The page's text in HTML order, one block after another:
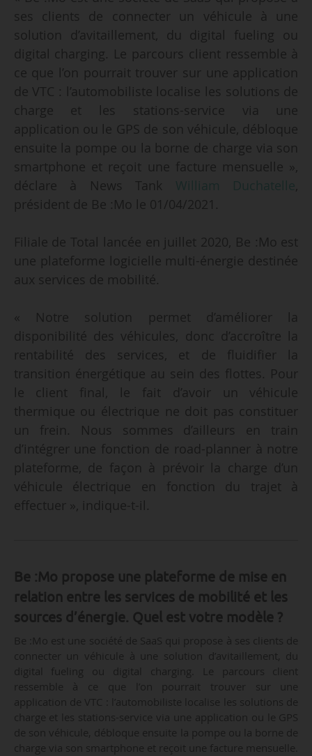
ses clients de connecter un véhicule à une
solution d’avitaillement, du digital fueling ou
digital charging. Le parcours client ressemble à
ce que l’on pourrait trouver sur une application
de VTC : l’automobiliste localise les solutions de
charge et les stations-service via une
application ou le GPS de son véhicule, débloque
ensuite la pompe ou la borne de charge via son
smartphone et reçoit une facture mensuelle »,
déclare à News Tank William Duchatelle,
président de Be :Mo le 01/04/2021.
Filiale de Total lancée en juillet 2020, Be :Mo est
une plateforme logicielle multi-énergie destinée
aux services de mobilité.
« Notre solution permet d’améliorer la
disponibilité des véhicules, donc d’accroître la
rentabilité des services, et de fluidifier la
transition énergétique au sein des flottes. Pour
le client final, le fait d’avoir un véhicule
thermique ou électrique ne doit pas constituer
un frein. Nous sommes d’ailleurs en train
d’intégrer une fonction de road-planner à notre
plateforme, de façon à prévoir la charge d’un
véhicule électrique en fonction du trajet à
effectuer », indique-t-il.
Be :Mo propose une plateforme de mise en
relation entre les services de mobilité et les
sources d’énergie. Quel est votre modèle ?
Be :Mo est une société de SaaS qui propose à ses clients de
connecter un véhicule à une solution d’avitaillement, du
digital fueling ou digital charging. Le parcours client
ressemble à ce que l’on pourrait trouver sur une
application de VTC : l’automobiliste localise les solutions de
charge et les stations-service via une application ou le GPS
de son véhicule, débloque ensuite la pompe ou la borne de
charge via son smartphone et reçoit une facture mensuelle.